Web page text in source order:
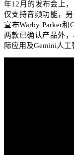
年12月的发布会上
仅支持音频功能，
宣布Warby Parker
两款已确认产品外
际应用及Gemini人